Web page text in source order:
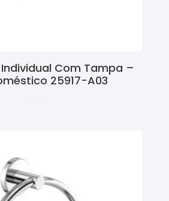
Com Tampa –
25917-A03